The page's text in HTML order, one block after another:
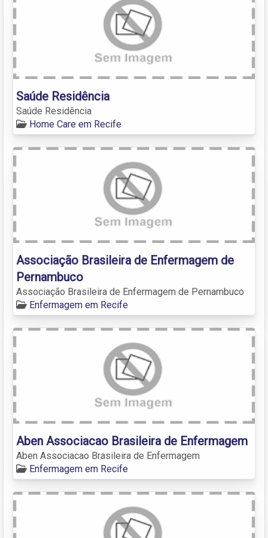
Saúde Residência
Saúde Residência
Home Care em Recife
Associação Brasileira de Enfermagem de
Pernambuco
Associação Brasileira de Enfermagem de Pernambuco
Enfermagem em Recife
Aben Associacao Brasileira de Enfermagem
Aben Associacao Brasileira de Enfermagem
Enfermagem em Recife